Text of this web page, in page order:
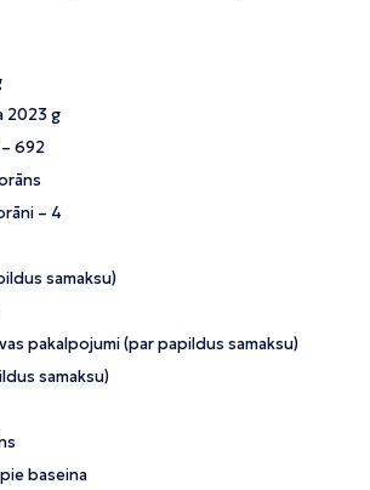
2023 g
692
– 4
samaksu)
pakalpojumi (par papildus samaksu)
samaksu)
baseina